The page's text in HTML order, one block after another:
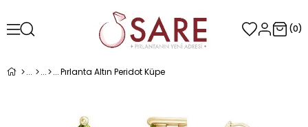
0
Pırlanta Altın Peridot Küpe